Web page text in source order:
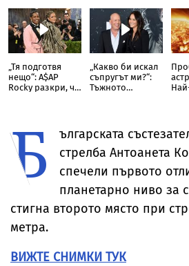
„Тя подготвя
нещо“: A$AP
Rocky разкри, че
„Какво би искал
съпругът ми?“:
Тъжното
Б
ългарската
стрелба Антоанета
спечели първото
планетарно ниво за
стигна второто място при
метра.
ВИЖТЕ СНИМКИ ТУК